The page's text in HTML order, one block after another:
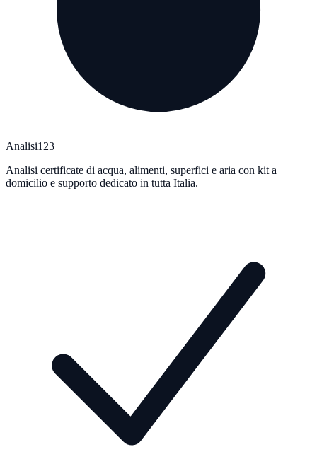
Analisi123
Analisi certificate di acqua, alimenti, superfici e aria con kit a
domicilio e supporto dedicato in tutta Italia.